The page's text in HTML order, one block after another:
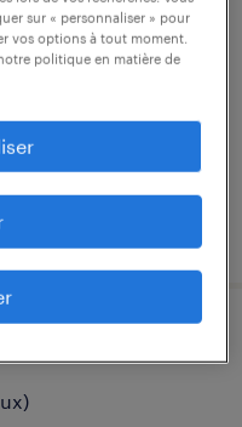
sur « personnaliser » pour
vos options à tout moment.
politique en matière de